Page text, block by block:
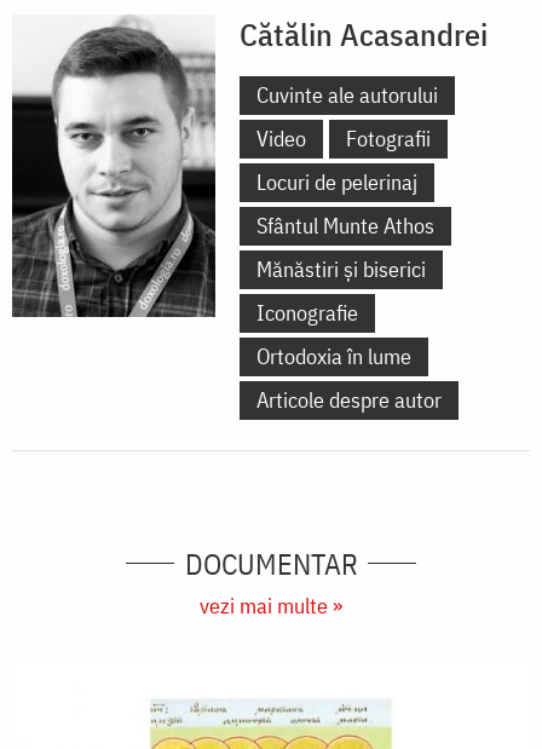
Cătălin Acasandrei
Cuvinte ale autorului
Video
Fotografii
Locuri de pelerinaj
Sfântul Munte Athos
Mănăstiri și biserici
Iconografie
Ortodoxia în lume
Articole despre autor
DOCUMENTAR
vezi mai multe »